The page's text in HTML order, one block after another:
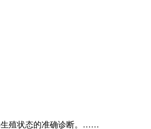
生殖状态的准确诊断。……